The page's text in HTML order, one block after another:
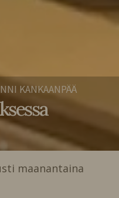
KANKAANPÄÄ
maanantaina